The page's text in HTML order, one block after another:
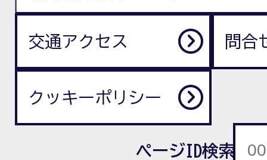
交通アクセス 問合
クッキーポリシー
ページID検索